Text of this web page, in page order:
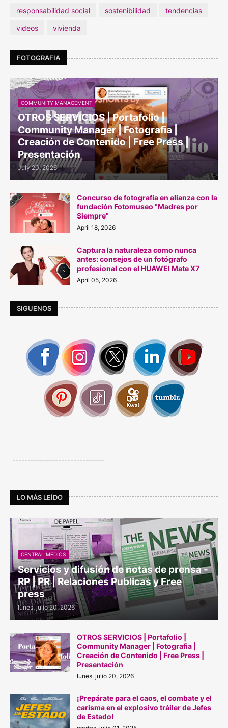
responsabilidad social
sostenibilidad
tendencias
videos
vivienda
FOTOGRAFIA
COMMUNITY MANAGEMENT
OTROS SERVICIOS | Portafolio |
Community Manager | Fotografia |
Creación de Contenido | Free Press |
Presentación
July 20, 2026
Concurso de fotografía en alianza con la
fundación Fotomuseo "Madres por
Siempre"
April 18, 2026
Captura la naturaleza como nunca
antes: consejos de un fotógrafo
profesional con el HUAWEI Mate X7
April 05, 2026
SIGUENOS
------------------------------
LO MÁS LEÍDO
CENTRAL MEDIOS
Servicios y difusión de notas de prensa -
RP | PR | Relaciones Publicas y Free
press
lunes, julio 20, 2026
OTROS SERVICIOS | Portafolio |
Community Manager | Fotografia |
Creación de Contenido | Free Press |
Presentación
lunes, julio 20, 2026
¡Prepárate para el caos, el combate y el
carisma en el explosivo tráiler de Jefes
de Estado!